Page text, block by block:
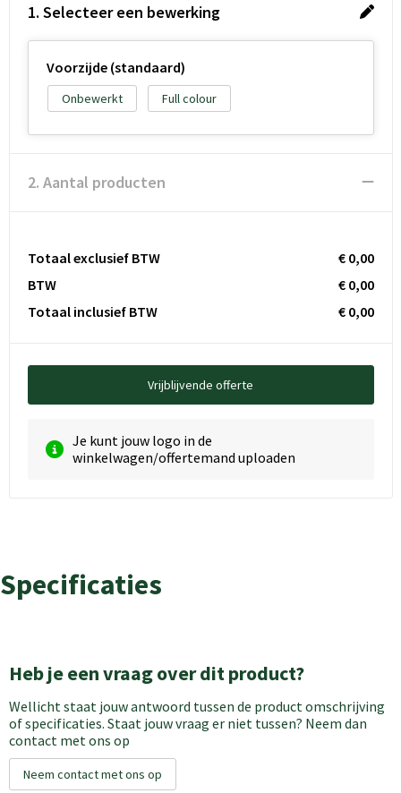
1. Selecteer een bewerking
Voorzijde (standaard)
Onbewerkt Full colour
2. Aantal producten
Totaal exclusief BTW
€ 0,00
BTW
€ 0,00
Totaal inclusief BTW
€ 0,00
Vrijblijvende offerte
Je kunt jouw logo in de
winkelwagen/offertemand uploaden
Specificaties
Heb je een vraag over dit product?
Wellicht staat jouw antwoord tussen de product omschrijving
of specificaties. Staat jouw vraag er niet tussen? Neem dan
contact met ons op
Neem contact met ons op